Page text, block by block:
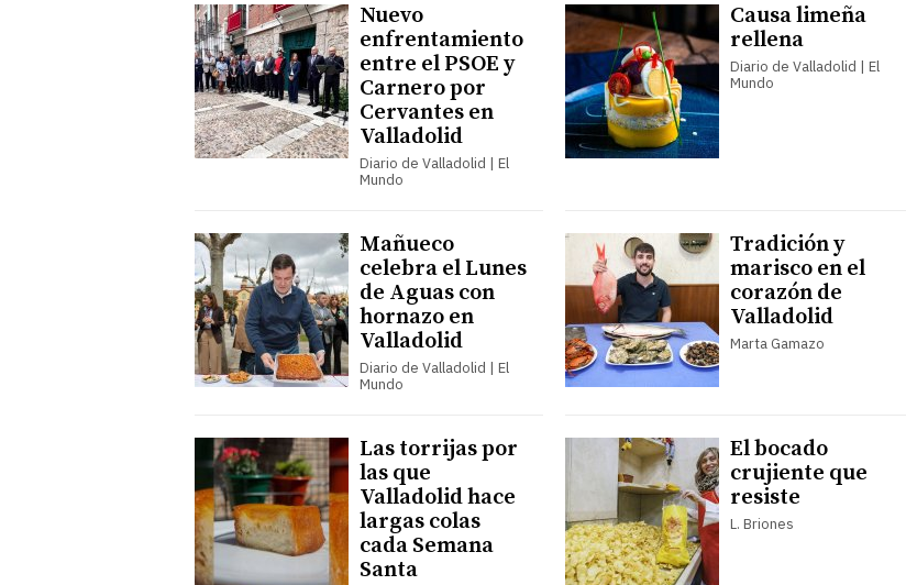
Nuevo
enfrentamiento
entre el PSOE y
Carnero por
Cervantes en
Valladolid
Diario de Valladolid | El
Mundo
Causa limeña
rellena
Diario de Valladolid | El
Mundo
Mañueco
celebra el Lunes
de Aguas con
hornazo en
Valladolid
Diario de Valladolid | El
Mundo
Tradición y
marisco en el
corazón de
Valladolid
Marta Gamazo
Las torrijas por
las que
Valladolid hace
largas colas
cada Semana
Santa
El bocado
crujiente que
resiste
L. Briones